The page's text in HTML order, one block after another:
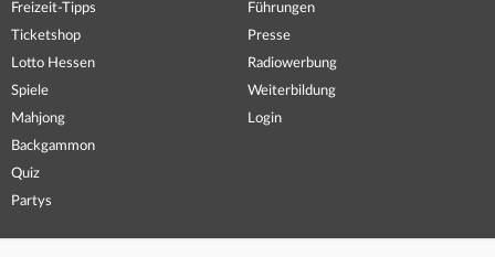
Freizeit-Tipps
Ticketshop
Lotto Hessen
Spiele
Mahjong
Backgammon
Quiz
Partys
Führungen
Presse
Radiowerbung
Weiterbildung
Login